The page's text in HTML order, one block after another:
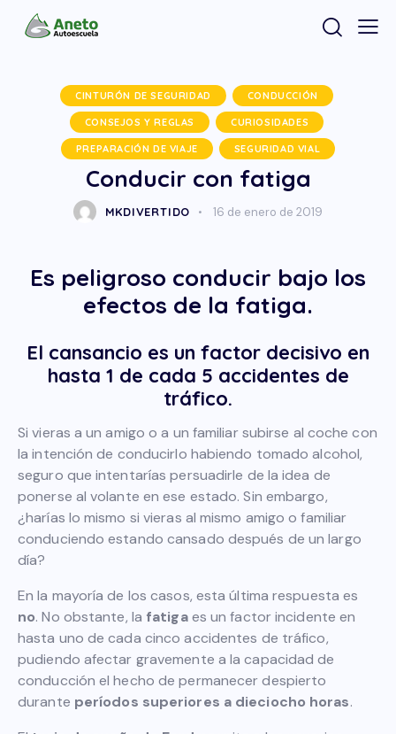
CINTURÓN DE SEGURIDAD CONDUCCIÓN
CONSEJOS Y REGLAS CURIOSIDADES
PREPARACIÓN DE VIAJE SEGURIDAD VIAL
Conducir con fatiga
MKDIVERTIDO 16 de enero de 2019
Es peligroso conducir bajo los
efectos de la fatiga.
El cansancio es un factor decisivo en
hasta 1 de cada 5 accidentes de
tráfico.
Si vieras a un amigo o a un familiar subirse al coche con
la intención de conducirlo habiendo tomado alcohol,
seguro que intentarías persuadirle de la idea de
ponerse al volante en ese estado. Sin embargo,
¿harías lo mismo si vieras al mismo amigo o familiar
conduciendo estando cansado después de un largo
día?
En la mayoría de los casos, esta última respuesta es
no. No obstante, la fatigaes un factor incidente en
hasta uno de cada cinco accidentes de tráfico,
pudiendo afectar gravemente a la capacidad de
conducción el hecho de permanecer despierto
durante períodos superiores a dieciocho horas.